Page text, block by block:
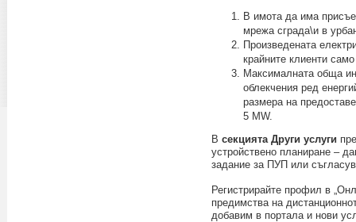
В имота да има
мрежа сграда\и в
Произведената
крайните клиенти
Максималната обща
облекчения ред
размера на
5 MW.
В секцията Други услуги
устройствено планиране –
задание за ПУП или
Регистрирайте профил в
предимства на
добавим в портала и нови